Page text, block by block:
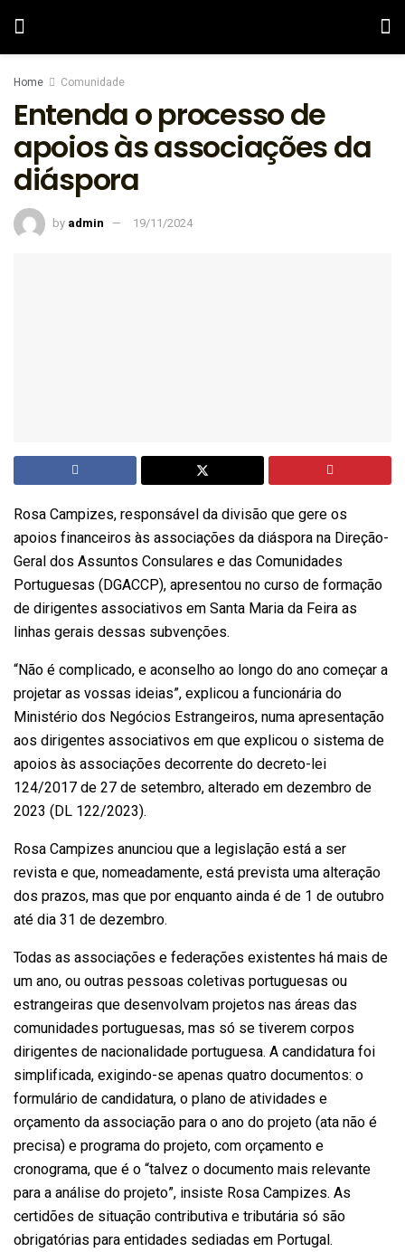
Home Comunidade
Entenda o processo de
apoios às associações da
diáspora
by admin 19/11/2024
Rosa Campizes, responsável da divisão que gere os
apoios financeiros às associações da diáspora na Direção-
Geral dos Assuntos Consulares e das Comunidades
Portuguesas (DGACCP), apresentou no curso de formação
de dirigentes associativos em Santa Maria da Feira as
linhas gerais dessas subvenções.
“Não é complicado, e aconselho ao longo do ano começar a
projetar as vossas ideias”, explicou a funcionária do
Ministério dos Negócios Estrangeiros, numa apresentação
aos dirigentes associativos em que explicou o sistema de
apoios às associações decorrente do decreto-lei
124/2017 de 27 de setembro, alterado em dezembro de
2023 (DL 122/2023).
Rosa Campizes anunciou que a legislação está a ser
revista e que, nomeadamente, está prevista uma alteração
dos prazos, mas que por enquanto ainda é de 1 de outubro
até dia 31 de dezembro.
Todas as associações e federações existentes há mais de
um ano, ou outras pessoas coletivas portuguesas ou
estrangeiras que desenvolvam projetos nas áreas das
comunidades portuguesas, mas só se tiverem corpos
dirigentes de nacionalidade portuguesa. A candidatura foi
simplificada, exigindo-se apenas quatro documentos: o
formulário de candidatura, o plano de atividades e
orçamento da associação para o ano do projeto (ata não é
precisa) e programa do projeto, com orçamento e
cronograma, que é o “talvez o documento mais relevante
para a análise do projeto”, insiste Rosa Campizes. As
certidões de situação contributiva e tributária só são
obrigatórias para entidades sediadas em Portugal.